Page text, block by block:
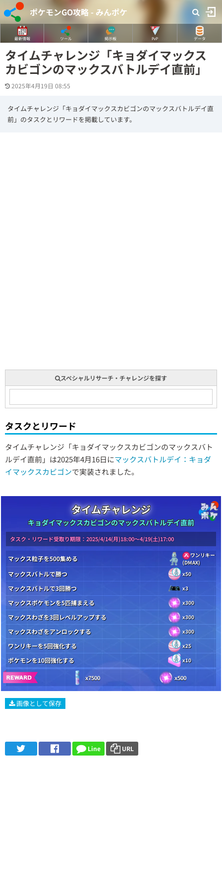
ポケモンGO攻略 - みんポケ
最新情報 ツール 掲示板 PvP データ
タイムチャレンジ「キョダイマックス
カビゴンのマックスバトルデイ直前」
2025年4月19日 08:55
タイムチャレンジ「キョダイマックスカビゴンのマックスバトルデイ直
前」のタスクとリワードを掲載しています。
スペシャルリサーチ・チャレンジを探す
タスクとリワード
タイムチャレンジ「キョダイマックスカビゴンのマックスバト
ルデイ直前」は2025年4月16日にマックスバトルデイ：キョダ
イマックスカビゴンで実装されました。
タイムチャレンジ
キョダイマックスカビゴンのマックスバトルデイ直前
タスク・リワード受取り期限：2025/4/14(月)18:00〜4/19(土)17:00
マックス粒子を500集める
ワンリキー
(DMAX)
マックスバトルで勝つ x50
マックスバトルで3回勝つ x3
マックスポケモンを5匹捕まえる x300
マックスわざを3回レベルアップする x300
マックスわざをアンロックする x300
ワンリキーを5回強化する x25
ポケモンを10回強化する x10
x7500 x500
画像として保存
Line URL